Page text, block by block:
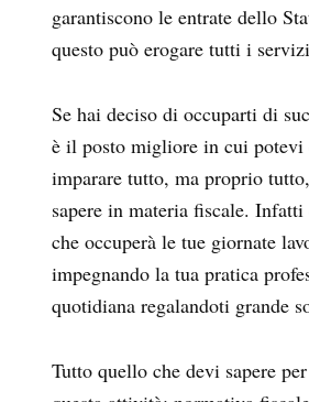
garantiscono le entrate dello
questo può erogare tutti i
Se hai deciso di occuparti di
è il posto migliore in cui potevi
imparare tutto, ma proprio
sapere in materia fiscale. Infatti
che occuperà le tue giornate
impegnando la tua pratica
quotidiana regalandoti grande
Tutto quello che devi sapere